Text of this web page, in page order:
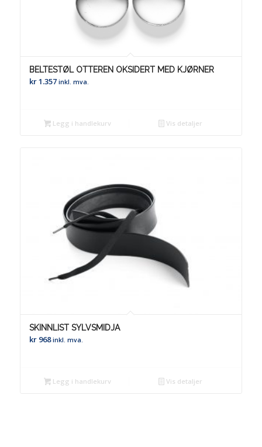
BELTESTØL OTTEREN OKSIDERT MED KJØRNER
kr1.357 inkl. mva.
Legg i handlekurv Vis detaljer
SKINNLIST SYLVSMIDJA
kr968 inkl. mva.
Legg i handlekurv Vis detaljer